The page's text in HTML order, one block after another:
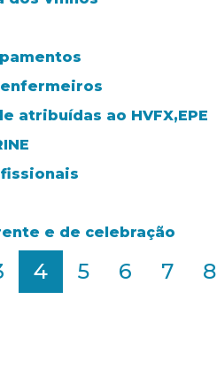
enfermeiros
atribuídas ao HVFX,EPE
e de celebração
4 5 6 7 8